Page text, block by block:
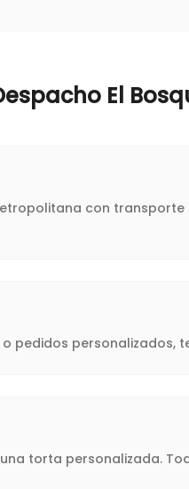
El
con
pedidos personalizados,
torta personalizada.